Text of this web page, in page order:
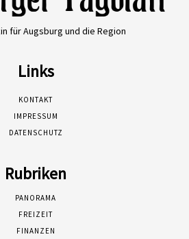
für Augsburg und die Region
Links
KONTAKT
IMPRESSUM
DATENSCHUTZ
Rubriken
PANORAMA
FREIZEIT
FINANZEN